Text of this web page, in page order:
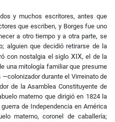
y muchos escritores, antes que
que escriben, y Borges fue uno
a otro tiempo y a otra parte, se
alguien que decidió retirarse de la
con nostalgia el siglo XIX, el de la
una mitología familiar que presume
durante el Virreinato de
de la Asamblea Constituyente de
materno que dirigió en 1824 la
de Independencia en América
materno, coronel de caballería;